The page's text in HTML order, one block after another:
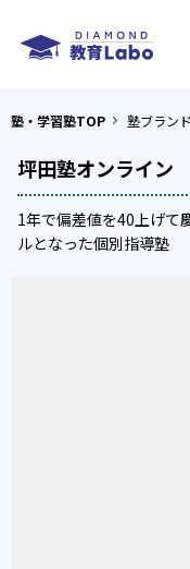
塾・学習塾TOP 塾ブラン
坪田塾オンライン
1年で偏差値を40上げて
ルとなった個別指導塾